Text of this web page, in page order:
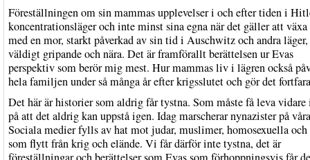
Föreställningen om sin mammas upplevelser i och efter tiden i
koncentrationsläger och inte minst sina egna när det gäller att växa
med en mor, starkt påverkad av sin tid i Auschwitz och andra läger,
väldigt gripande och nära. Det är framförallt berättelsen ur Evas
perspektiv som berör mig mest. Hur mammas liv i lägren också
hela familjen under så många år efter krigsslutet och gör det
Det här är historier som aldrig får tystna. Som måste få leva
på att det aldrig kan uppstå igen. Idag marscherar nynazister på
Sociala medier fylls av hat mot judar, muslimer, homosexuella och
som flytt från krig och elände. Vi får därför inte tystna, det är